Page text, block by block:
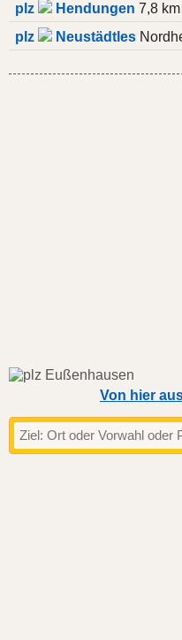
plz
Hendungen 7,8 km
plz
Neustädtles
Von hier